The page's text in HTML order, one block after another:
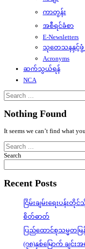
ကာတွန်း
အစီရင်ခံစာ
E-Newsletters
သုတေသနနှင့်ဖွံ့
Acronyms
ဆက်သွယ်ရန်
NCA
Search
for:
Nothing Found
It seems we can’t find what
Search
for:
Search
Recent Posts
ငြိမ်းချမ်းရေးပန်
စိတ်ဓာတ်
ပြည်ထောင်စုသမ္မတမ
(၇၈)နှစ်မြောက် ချင်